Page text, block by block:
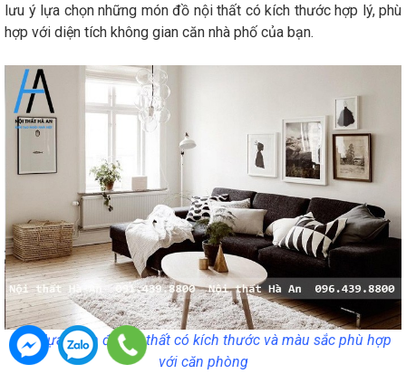
lưu ý lựa chọn những món đồ nội thất có kích thước hợp lý, phù
hợp với diện tích không gian căn nhà phố của bạn.
Cần lựa chọn đồ nội thất có kích thước và màu sắc phù hợp
với căn phòng